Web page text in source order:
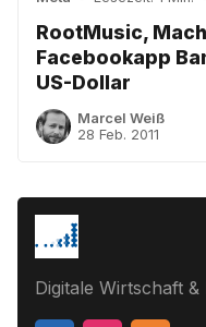
RootMusic,
Facebookapp
US-Dollar
Marcel Weiß
28 Feb. 2011
Digitale Wirtschaft